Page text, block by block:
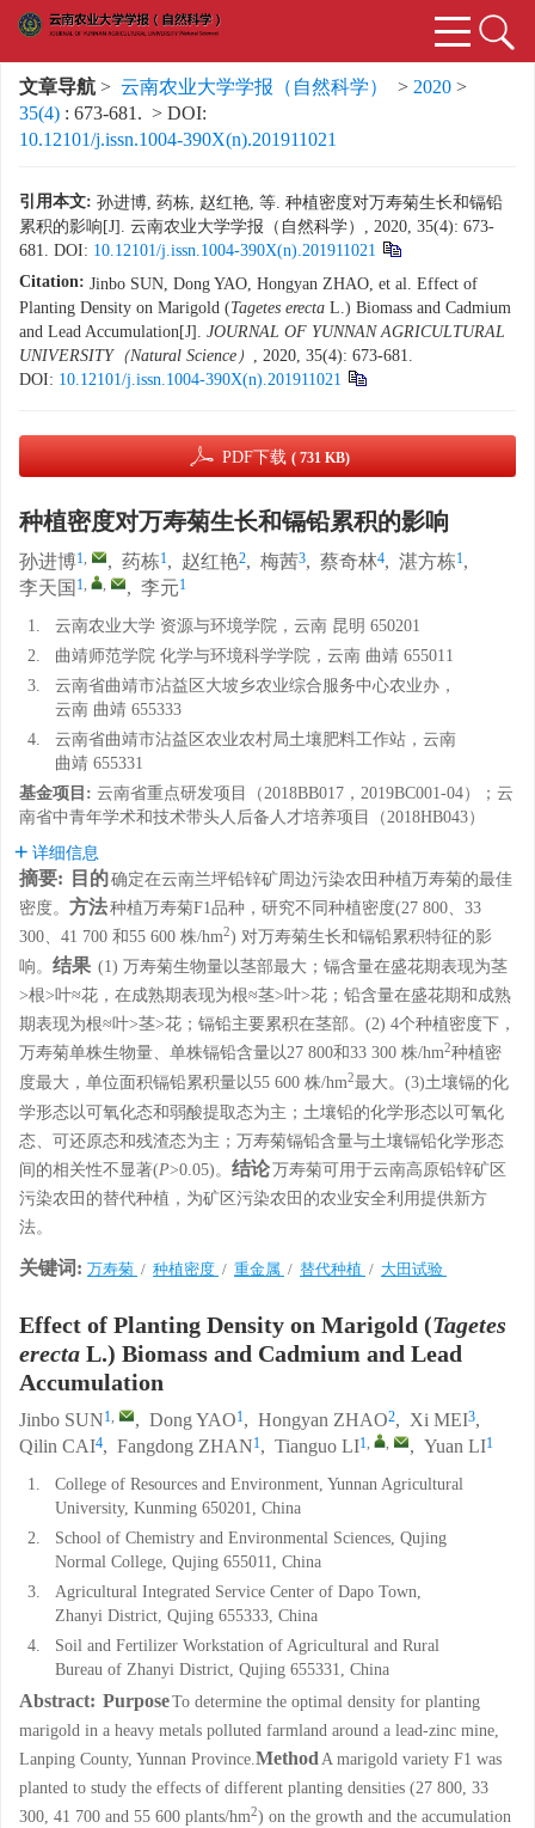
文章导航 > 云南农业大学学报（自然科学） > 2020 >
35(4) : 673-681. > DOI:
10.12101/j.issn.1004-390X(n).201911021
引用本文: 孙进博, 药栋, 赵红艳, 等. 种植密度对万寿菊生长和镉铅
累积的影响[J]. 云南农业大学学报（自然科学）, 2020, 35(4): 673-
681. DOI: 10.12101/j.issn.1004-390X(n).201911021
Citation: Jinbo SUN, Dong YAO, Hongyan ZHAO, et al. Effect of
Planting Density on Marigold (Tagetes erecta L.) Biomass and Cadmium
and Lead Accumulation[J]. JOURNAL OF YUNNAN AGRICULTURAL
UNIVERSITY（Natural Science） , 2020, 35(4): 673-681.
DOI: 10.12101/j.issn.1004-390X(n).201911021
PDF下载 ( 731 KB)
种植密度对万寿菊生长和镉铅累积的影响
孙进博1, , 药栋1, 赵红艳2, 梅茜3, 蔡奇林4, 湛方栋1,
李天国 1, , , 李元1
1.
云南农业大学 资源与环境学院，云南 昆明 650201
2.
曲靖师范学院 化学与环境科学学院，云南 曲靖 655011
3.
云南省曲靖市沾益区大坡乡农业综合服务中心农业办，
云南 曲靖 655333
4.
云南省曲靖市沾益区农业农村局土壤肥料工作站，云南
曲靖 655331
基金项目: 云南省重点研发项目（2018BB017，2019BC001-04）；云
南省中青年学术和技术带头人后备人才培养项目（2018HB043）
详细信息
摘要: 目的确定在云南兰坪铅锌矿周边污染农田种植万寿菊的最佳
密度。 方法种植万寿菊F1品种，研究不同种植密度(27 800、33
300、41 700 和55 600 株/hm2) 对万寿菊生长和镉铅累积特征的影
响。 结果 (1) 万寿菊生物量以茎部最大；镉含量在盛花期表现为茎
>根>叶≈花，在成熟期表现为根≈茎>叶>花；铅含量在盛花期和成熟
期表现为根≈叶>茎>花；镉铅主要累积在茎部。(2) 4个种植密度下，
万寿菊单株生物量、单株镉铅含量以27 800和33 300 株/hm2种植密
度最大，单位面积镉铅累积量以55 600 株/hm2最大。(3)土壤镉的化
学形态以可氧化态和弱酸提取态为主；土壤铅的化学形态以可氧化
态、可还原态和残渣态为主；万寿菊镉铅含量与土壤镉铅化学形态
间的相关性不显著(P>0.05)。 结论万寿菊可用于云南高原铅锌矿区
污染农田的替代种植，为矿区污染农田的农业安全利用提供新方
法。
关键词: 万寿菊 / 种植密度 / 重金属 / 替代种植 / 大田试验
Effect of Planting Density on Marigold (Tagetes
erecta L.) Biomass and Cadmium and Lead
Accumulation
Jinbo SUN1, , Dong YAO1, Hongyan ZHAO2, Xi MEI3,
Qilin CAI4, Fangdong ZHAN1, Tianguo LI1, , , Yuan LI1
1.
College of Resources and Environment, Yunnan Agricultural
University, Kunming 650201, China
2.
School of Chemistry and Environmental Sciences, Qujing
Normal College, Qujing 655011, China
3.
Agricultural Integrated Service Center of Dapo Town,
Zhanyi District, Qujing 655333, China
4.
Soil and Fertilizer Workstation of Agricultural and Rural
Bureau of Zhanyi District, Qujing 655331, China
Abstract: PurposeTo determine the optimal density for planting
marigold in a heavy metals polluted farmland around a lead-zinc mine,
Lanping County, Yunnan Province.MethodA marigold variety F1 was
planted to study the effects of different planting densities (27 800, 33
300, 41 700 and 55 600 plants/hm2) on the growth and the accumulation